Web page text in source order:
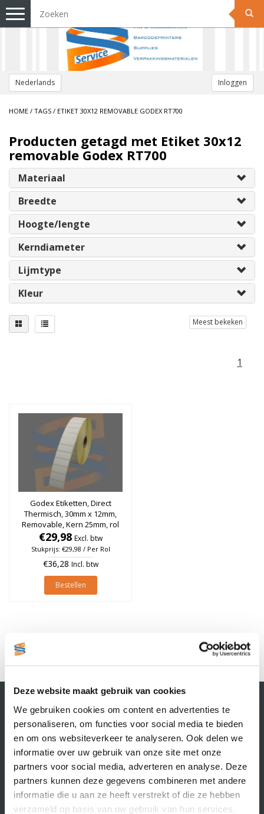
Deze website maakt gebruik van cookies
We gebruiken cookies om content en advertenties te
personaliseren, om functies voor social media te bieden
en om ons websiteverkeer te analyseren. Ook delen we
informatie over uw gebruik van onze site met onze
partners voor social media, adverteren en analyse. Deze
partners kunnen deze gegevens combineren met andere
informatie die u aan ze heeft verstrekt of die ze hebben
verzameld op basis van uw gebruik van hun services.
Nederlands Inloggen
Toggle
navigation
HOME / TAGS / ETIKET 30X12 REMOVABLE GODEX RT700
Producten getagd met Etiket 30x12
removable Godex RT700
Materiaal
Breedte
Hoogte/lengte
Kerndiameter
Lijmtype
Kleur
Meest bekeken
1
Godex Etiketten, Direct
Thermisch, 30mm x 12mm,
Removable, Kern 25mm, rol
à 4.600 stuks
€29,98 Excl. btw
Stukprijs: €29,98 / Per Rol
€36,28 Incl. btw
Bestellen
1
Contactgegevens
Supply Service B.V.
Nijverheidsstraat 25-K
3861 RJ Nijkerk
info@supplyservice.nl
+31 33 468 13 42
KvK nummer: 66384737